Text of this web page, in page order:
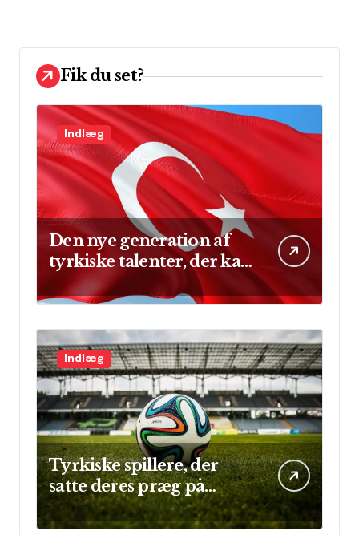
Fik du set?
Indlæg
Den nye generation af
tyrkiske talenter, der kan
skinne på verdensscenen
Indlæg
Tyrkiske spillere, der
satte deres præg på
Champions League